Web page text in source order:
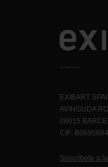
EXIBART
AVINGUDA
08015
CIF:
Suscríbete a